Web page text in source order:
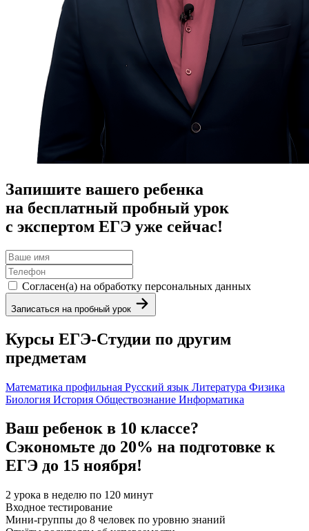
Запишите вашего ребенка
на бесплатный пробный урок
с экспертом ЕГЭ уже сейчас!
Согласен(а) на обработку персональных данных
Записаться на пробный урок
Курсы ЕГЭ-Студии по другим
предметам
Математика профильная Русский язык Литература Физика
Биология История Обществознание Информатика
Ваш ребенок в 10 классе?
Сэкономьте до 20% на подготовке к
ЕГЭ до 15 ноября!
2 урока в неделю по 120 минут
Входное тестирование
Мини-группы до 8 человек по уровню знаний